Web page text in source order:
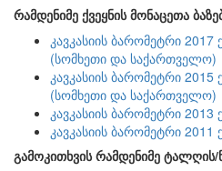
რამდენიმე ქვეყნის მონაცეთა
კავკასიის ბარომეტრი 2017
(სომხეთი და საქართველო)
კავკასიის ბარომეტრი 2015
(სომხეთი და საქართველო)
კავკასიის ბარომეტრი 2013
კავკასიის ბარომეტრი 2011
გამოკითხვის რამდენიმე ტალღის/